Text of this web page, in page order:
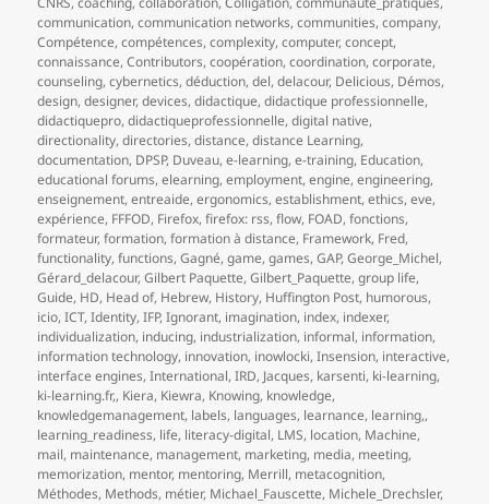
communication,communication networks,communities,company,
Compétence,compétences,complexity,computer,concept,
connaissance,Contributors,coopération,coordination,corporate,
counseling,cybernetics,déduction,del,delacour, Delicious, Démos,
design,designer,devices,didactique,didactique professionnelle,
didactiquepro,didactiqueprofessionnelle,digital native,
directionality,directories,distance,distance Learning,
documentation, DPSP, Duveau,e-learning,e-training, Education,
educational forums,elearning,employment,engine,engineering,
enseignement,entreaide,ergonomics,establishment,ethics,eve,
expérience, FFFOD, Firefox,firefox: rss,flow, FOAD,fonctions,
formateur,formation,formation à distance, Framework, Fred,
functionality,functions,Gagné,game,games,GAP,George_Michel,
Gérard_delacour,Gilbert Paquette,Gilbert_Paquette,group life,
Guide, HD, Head of, Hebrew, History, Huffington Post, humorous,
icio,ICT,Identity,IFP,Ignorant, imagination, index, indexer,
individualization, inducing, industrialization, informal, information,
information technology, innovation, inowlocki,Insension, interactive,
interface engines,International,IRD, Jacques, karsenti, ki-learning,
ki-learning.fr,, Kiera, Kiewra, Knowing, knowledge,
knowledgemanagement, labels, languages, learnance, learning,,
learning_readiness, life, literacy-digital, LMS, location, Machine,
mail, maintenance, management, marketing, media, meeting,
memorization, mentor, mentoring, Merrill, metacognition,
Méthodes, Methods, métier, Michael_Fauscette, Michele_Drechsler,